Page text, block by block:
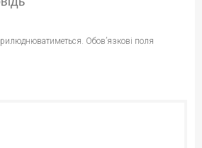
Обов’язкові поля